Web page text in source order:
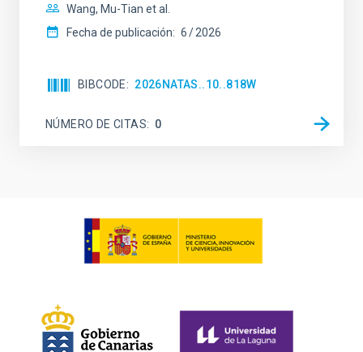
Wang, Mu-Tian et al.
Fecha de publicación: 6 2026
BIBCODE 2026NATAS..10..818W
NÚMERO DE CITAS 0